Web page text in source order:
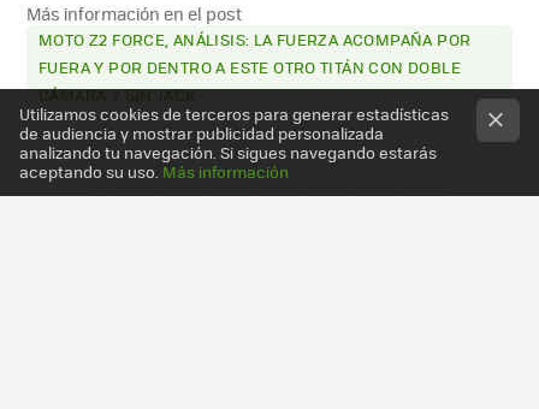
Más información en el post
MOTO Z2 FORCE, ANÁLISIS: LA FUERZA ACOMPAÑA POR
FUERA Y POR DENTRO A ESTE OTRO TITÁN CON DOBLE
CÁMARA Y SIN JACK
Utilizamos cookies de terceros para generar estadísticas
de audiencia y mostrar publicidad personalizada
analizando tu navegación. Si sigues navegando estarás
aceptando su uso. Más información